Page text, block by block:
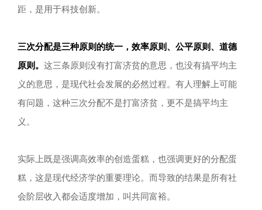
距，是用于科技创新。
三次分配是三种原则的统一，效率原则、公平原则、道德
原则。 这三条原则没有打富济贫的意思，也没有搞平均主
义的意思，是现代社会发展的必然过程。有人理解上可能
有问题，这种三次分配不是打富济贫，更不是搞平均主
义。
实际上既是强调高效率的创造蛋糕，也强调更好的分配蛋
糕，这是现代经济学的重要理论。而导致的结果是所有社
会阶层收入都会适度增加，叫共同富裕。